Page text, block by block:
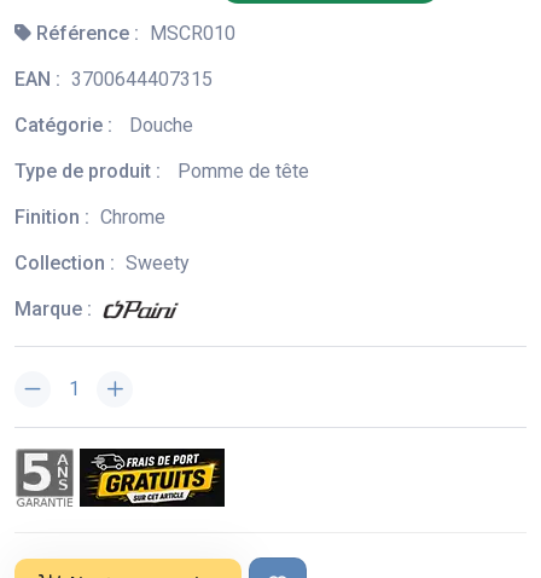
Référence : MSCR010
EAN : 3700644407315
Catégorie :
Douche
Type de produit :
Pomme de tête
Finition : Chrome
Collection : Sweety
Marque :